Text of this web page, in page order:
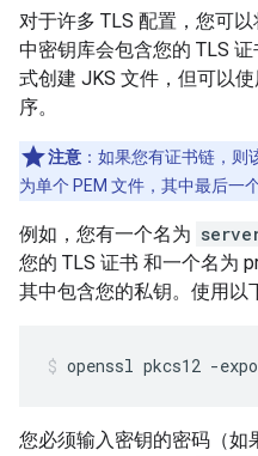
对于许多 TLS 配置，您可
中密钥库会包含您的 TLS
式创建 JKS 文件，但可以
序。
注意 ：如果您有证书链，
为单个 PEM 文件，其中最后一
例如，您有一个名为
您的 TLS 证书 和一个名为
其中包含您的私钥。使用以
openssl pkcs12 -
您必须输入密钥的密码（如